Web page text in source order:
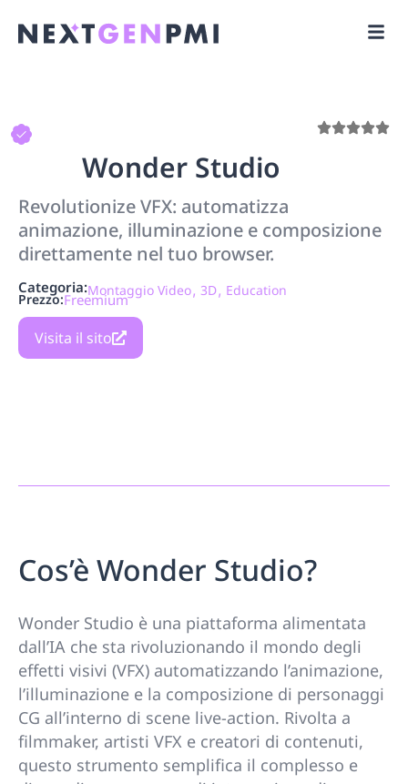
Wonder Studio
Revolutionize VFX: automatizza
animazione, illuminazione e composizione
direttamente nel tuo browser.
Categoria:Montaggio Video, 3D, Education
Prezzo:Freemium
Visita il sito
Cos’è Wonder Studio?
Wonder Studio è una piattaforma alimentata
dall’IA che sta rivoluzionando il mondo degli
effetti visivi (VFX) automatizzando l’animazione,
l’illuminazione e la composizione di personaggi
CG all’interno di scene live-action. Rivolta a
filmmaker, artisti VFX e creatori di contenuti,
questo strumento semplifica il complesso e